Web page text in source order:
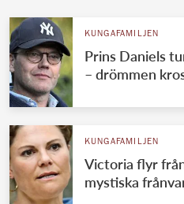
KUNGAFAMILJEN
Prins Daniels
– drömmen
KUNGAFAMILJEN
Victoria flyr
mystiska